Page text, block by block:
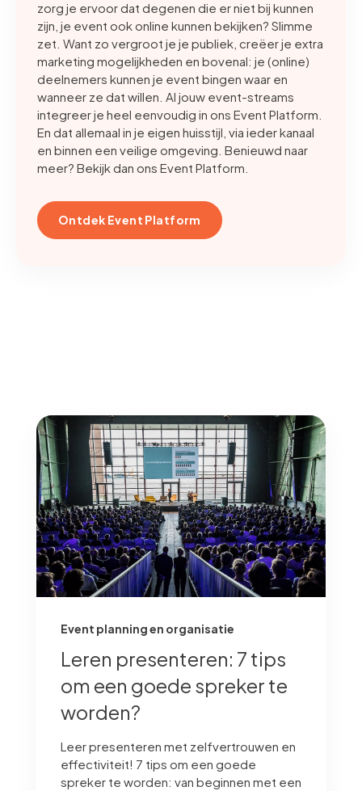
zorg je ervoor dat degenen die er niet bij kunnen
zijn, je event ook online kunnen bekijken? Slimme
zet. Want zo vergroot je je publiek, creëer je extra
marketing mogelijkheden en bovenal: je (online)
deelnemers kunnen je event bingen waar en
wanneer ze dat willen. Al jouw event-streams
integreer je heel eenvoudig in ons Event Platform.
En dat allemaal in je eigen huisstijl, via ieder kanaal
en binnen een veilige omgeving. Benieuwd naar
meer? Bekijk dan ons Event Platform.
Ontdek Event Platform
Event planning en organisatie
Leren presenteren: 7 tips
om een goede spreker te
worden?
Leer presenteren met zelfvertrouwen en
effectiviteit! 7 tips om een goede
spreker te worden: van beginnen met een